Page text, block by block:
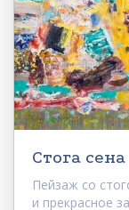
Стога сена
Пейзаж со
и прекрасное